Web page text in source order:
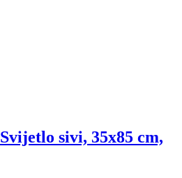
Svijetlo sivi, 35x85 cm,